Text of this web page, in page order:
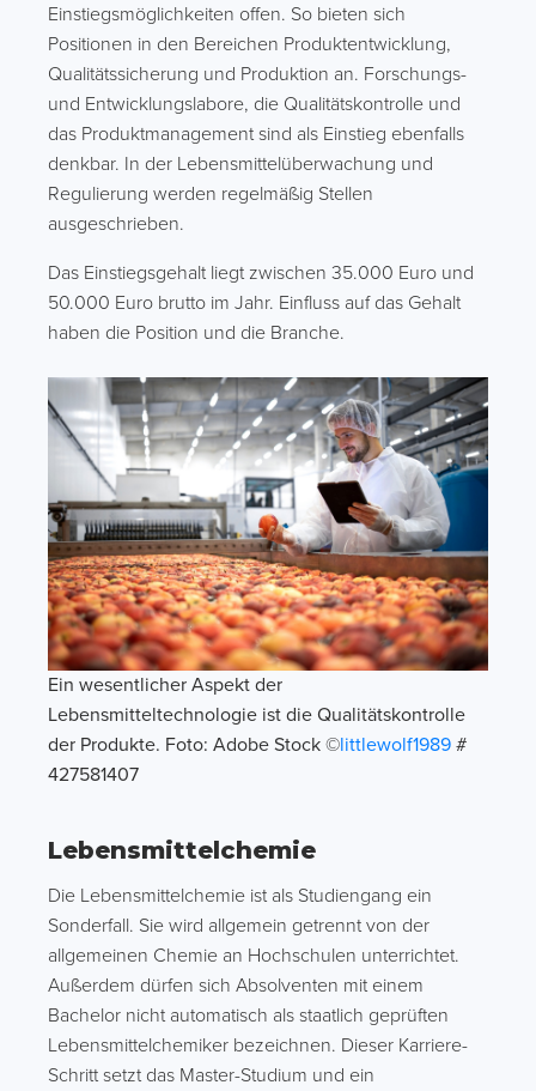
Einstiegsmöglichkeiten offen. So bieten sich
Positionen in den Bereichen Produktentwicklung,
Qualitätssicherung und Produktion an. Forschungs-
und Entwicklungslabore, die Qualitätskontrolle und
das Produktmanagement sind als Einstieg ebenfalls
denkbar. In der Lebensmittelüberwachung und
Regulierung werden regelmäßig Stellen
ausgeschrieben.
Das Einstiegsgehalt liegt zwischen 35.000 Euro und
50.000 Euro brutto im Jahr. Einfluss auf das Gehalt
haben die Position und die Branche.
Ein wesentlicher Aspekt der
Lebensmitteltechnologie ist die Qualitätskontrolle
der Produkte. Foto: Adobe Stock ©littlewolf1989 #
427581407
Lebensmittelchemie
Die Lebensmittelchemie ist als Studiengang ein
Sonderfall. Sie wird allgemein getrennt von der
allgemeinen Chemie an Hochschulen unterrichtet.
Außerdem dürfen sich Absolventen mit einem
Bachelor nicht automatisch als staatlich geprüften
Lebensmittelchemiker bezeichnen. Dieser Karriere-
Schritt setzt das Master-Studium und ein